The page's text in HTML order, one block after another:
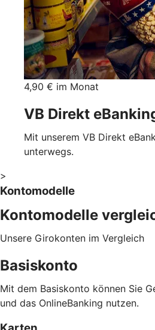
4,90 € im Monat
VB Direkt
Mit unserem VB Direkt
unterwegs.
>
Kontomodelle
Kontomodelle
Unsere Girokonten im Vergleich
Basiskonto
Mit dem Basiskonto können Sie
und das OnlineBanking nutzen.